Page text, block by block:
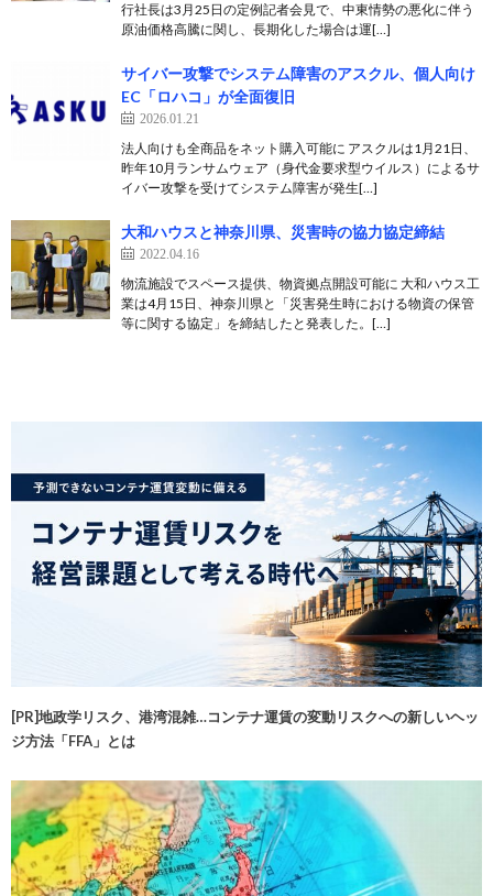
行社長は3月25日の定例記者会見で、中東情勢の悪化に伴う
原油価格高騰に関し、長期化した場合は運[…]
サイバー攻撃でシステム障害のアスクル、個人向け
EC「ロハコ」が全面復旧
2026.01.21
法人向けも全商品をネット購入可能に アスクルは1月21日、
昨年10月ランサムウェア（身代金要求型ウイルス）によるサ
イバー攻撃を受けてシステム障害が発生[…]
大和ハウスと神奈川県、災害時の協力協定締結
2022.04.16
物流施設でスペース提供、物資拠点開設可能に 大和ハウス工
業は4月15日、神奈川県と「災害発生時における物資の保管
等に関する協定」を締結したと発表した。[…]
[PR]地政学リスク、港湾混雑…コンテナ運賃の変動リスクへの新しいヘッ
ジ方法「FFA」とは